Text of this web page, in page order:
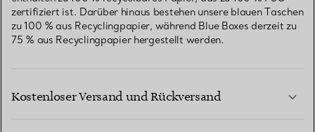
zertifiziert ist. Darüber hinaus bestehen unsere blauen Taschen
zu 100 % aus Recyclingpapier, während Blue Boxes derzeit zu
75 % aus Recyclingpapier hergestellt werden.
Kostenloser Versand und Rückversand